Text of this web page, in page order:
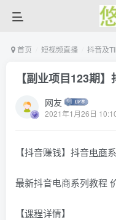
首页 短视频直播 抖音及
【副业项目123期
网友
2021年1月26日
【抖音赚钱】抖音电商
最新抖音电商系列教程
【课程详情】